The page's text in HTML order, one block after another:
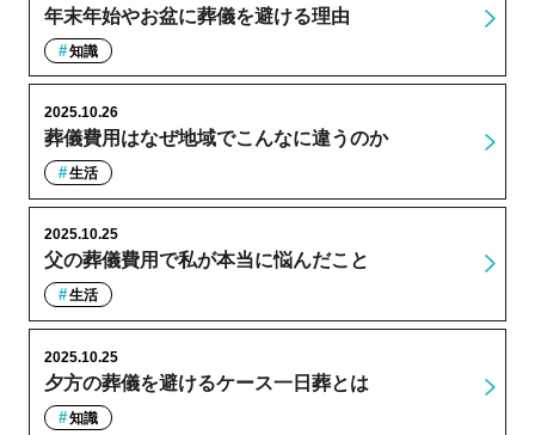
年末年始やお盆に葬儀を避ける理由
知識
葬儀費用はなぜ地域でこんなに違うのか
2025.10.26
生活
父の葬儀費用で私が本当に悩んだこと
2025.10.25
生活
夕方の葬儀を避けるケース一日葬とは
2025.10.25
知識